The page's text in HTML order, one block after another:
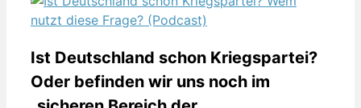
Ist Deutschland schon Kriegspartei?
Oder befinden wir uns noch im